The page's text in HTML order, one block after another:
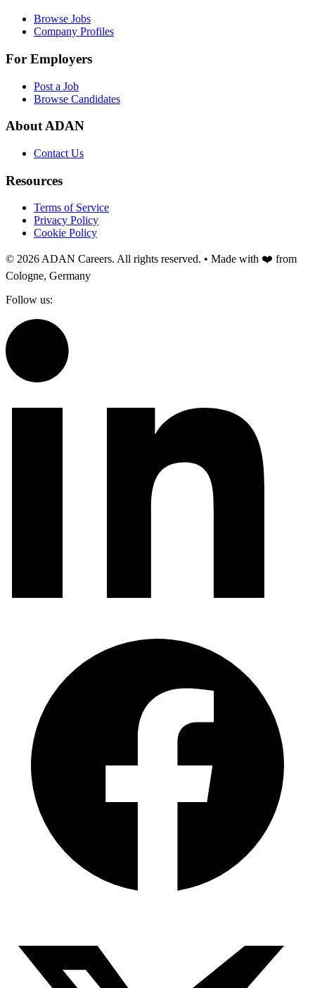
Browse Jobs
Company Profiles
For Employers
Post a Job
Browse Candidates
About ADAN
Contact Us
Resources
Terms of Service
Privacy Policy
Cookie Policy
© 2026 ADAN Careers. All rights reserved. • Made with ❤️ from
Cologne, Germany
Follow us: